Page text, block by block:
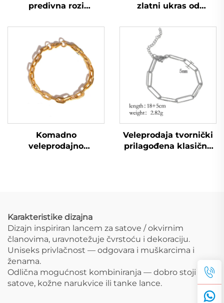
predivna rozi
riže, lanac za kćer
zlatni ukras od
biljkama
Komadno
veleprodajno
Veleprodaja tvornički
prilagođena klasična
Karakteristike dizajna
Dizajn inspiriran lancem za satove / okvirnim
članovima, uravnotežuje čvrstoću i dekoraciju.
Uniseks privlačnost — odgovara i muškarcima i
ženama.
Odlična mogućnost kombiniranja — dobro stoji uz
satove, kožne narukvice ili tanke lance.